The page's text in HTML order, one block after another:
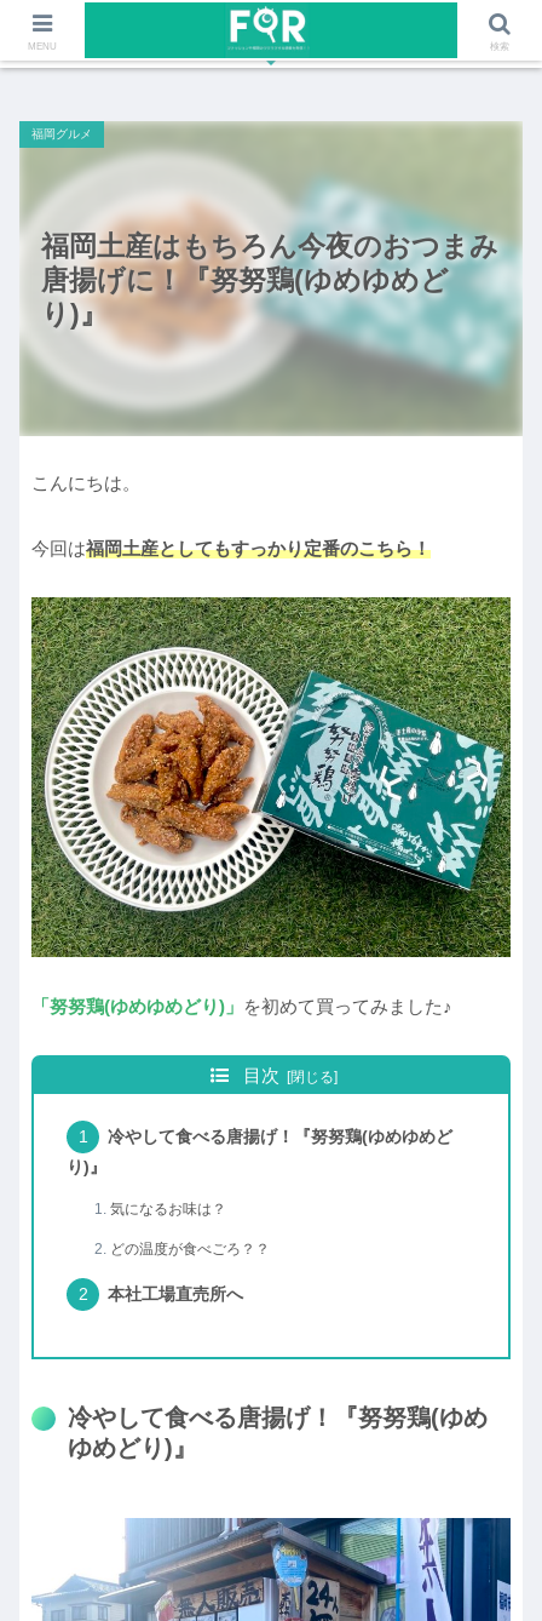
ファッションや福岡のワクワクする情報を発信！！
福岡土産はもちろん今夜のおつまみ
唐揚げに！『努努鶏(ゆめゆめど
り)』
福岡グルメ
こんにちは。
今回は福岡土産としてもすっかり定番のこちら！
「努努鶏(ゆめゆめどり)」 を初めて買ってみました♪
目次
冷やして食べる唐揚げ！『努努鶏(ゆめゆめど
り)』
気になるお味は？
どの温度が食べごろ？？
本社工場直売所へ
冷やして食べる唐揚げ！『努努鶏(ゆめ
ゆめどり)』
MENU 検索